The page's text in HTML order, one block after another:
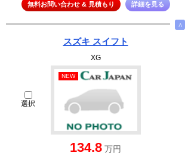
無料お問い合わせ & 見積もり 詳細を見る
∧
スズキ スイフト
XG
選択
NEW
134.8 万円